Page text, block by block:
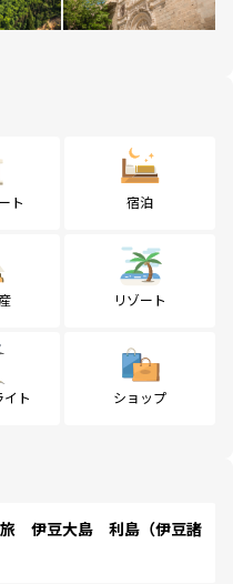
ト 宿泊
リゾート
ト ショップ
伊豆大島 利島（伊豆諸